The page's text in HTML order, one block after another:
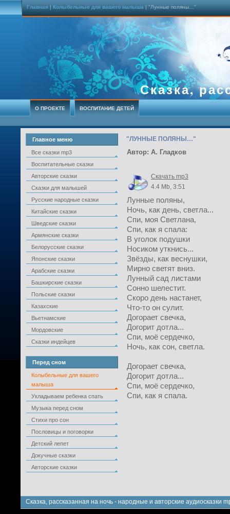
Главная | Колыбельные для вашего малыша | "Лунные поляны…"
Сказка,
О ПРОЕКТЕ ВОСПИТАНИЕ ДЕТЕЙ
Главное меню
Все сказки mp3
Воспитательные сказки
Авторские сказки
Сказки для малышей
Русские народные сказки
Китайские сказки
Шведские сказки
Армянские сказки
Белорусские сказки
Японские сказки
Арабские сказки
Башкирские сказки
Польские сказки
Казахские
Вьетнамские
Мордовские
Сказки индейцев
Перед сном
Колыбельные для вашего
малыша
Укладываем ребенка спать
Музыка перед сном
Стихи про сон
Пословицы и поговорки
Детский лепет
Докучные сказки
Авторские сказки
"ЛУННЫЕ ПОЛЯНЫ…"
Автор: А. Гладков
Скачать mp3
4.4 Mb, 3:51
Лунные поляны,
Ночь, как день, светла...
Спи, моя Светлана,
Спи, как я спала:
В уголок подушки
Носиком уткнись...
Звёзды, как веснушки,
Мирно светят вниз.
Лунный сад листами
Сонно шелестит.
Скоро день настанет,
Что-то он сулит.
Догорает свечка,
Догорит дотла...
Спи, моё сердечко,
Ночь, как сон, светла.
Догорает свечка,
Догорит дотла...
Спи, моё сердечко,
Спи, как я спала.
Сказка, рассказанная на ночь - народные и авторские аудиосказки